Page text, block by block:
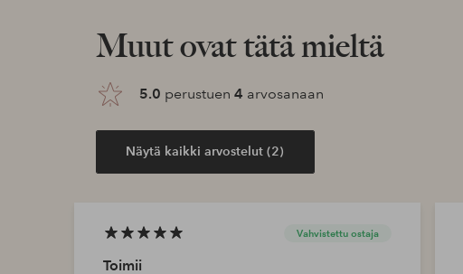
Muut ovat tätä mieltä
5.0 perustuen 4 arvosanaan
Näytä kaikki arvostelut (2)
Vahvistettu ostaja
Toimii